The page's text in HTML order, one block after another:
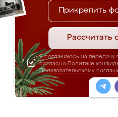
Прикрепить
Рассчитать
Я соглашаюсь на передачу
согласно Политике
Пользовательскому